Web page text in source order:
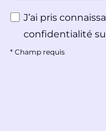
J’ai pris
confidentialité
* Champ requis